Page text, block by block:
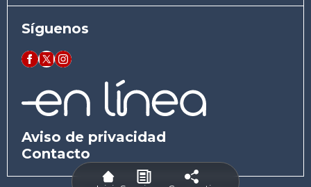
Síguenos
Aviso de privacidad
Contacto